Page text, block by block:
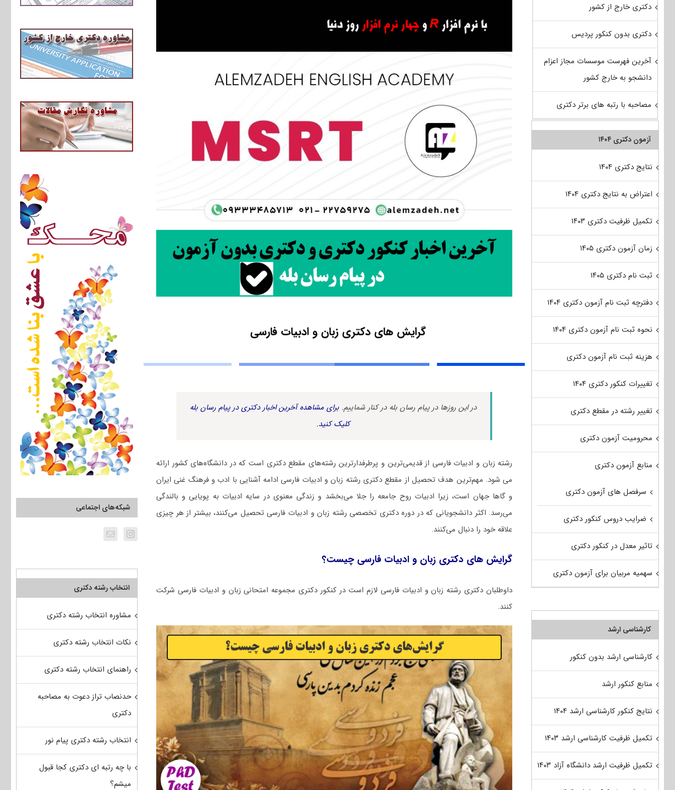
گرایش های دکتری زبان و ادبیات فارسی
در این روزها در پیام رسان بله در کنار شماییم. برای مشاهده آخرین اخبار دکتری در پیام رسان بله
کلیک کنید.
رشته زبان و ادبیات فارسی از قدیمی‌ترین و پرطرفدارترین رشته‌های مقطع دکتری است که در دانشگاه‌های کشور ارائه
می شود. مهم‌ترین هدف تحصیل از مقطع دکتری رشته زبان و ادبیات فارسی ادامه آشنایی با ادب و فرهنگ غنی ایران
و گاها جهان است، زیرا ادبیات روح جامعه را جلا می‌بخشد و زندگی معنوی در سایه ادبیات به پویایی و بالندگی
می‌رسد. اکثر دانشجویانی که در دوره دکتری تخصصی رشته زبان و ادبیات فارسی تحصیل می‌کنند، بیشتر از هر چیزی
علاقه خود را دنبال می‌کنند.
گرایش های دکتری زبان و ادبیات فارسی چیست؟
داوطلبان دکتری رشته زبان و ادبیات فارسی لازم است در کنکور دکتری مجموعه امتحانی زبان و ادبیات فارسی شرکت
کنند.
شبکه‌های اجتماعی
انتخاب رشته دکتری
مشاوره انتخاب رشته دکتری
نکات انتخاب رشته دکتری
راهنمای انتخاب رشته دکتری
حدنصاب تراز دعوت به مصاحبه
دکتری
انتخاب رشته دکتری پیام نور
با چه رتبه ای دکتری کجا قبول
میشم؟
دکتری خارج از کشور
دکتری بدون کنکور پردیس
آخرین فهرست موسسات مجاز اعزام
دانشجو به خارج کشور
مصاحبه با رتبه های برتر دکتری
آزمون دکتری ۱۴۰۴
نتایج دکتری ۱۴۰۴
اعتراض به نتایج دکتری ۱۴۰۴
تکمیل ظرفیت دکتری ۱۴۰۳
زمان آزمون دکتری ۱۴۰۵
ثبت نام دکتری ۱۴۰۵
دفترچه ثبت نام آزمون دکتری ۱۴۰۴
نحوه ثبت نام آزمون دکتری ۱۴۰۴
هزینه ثبت نام آزمون دکتری
تغییرات کنکور دکتری ۱۴۰۴
تغییر رشته در مقطع دکتری
محرومیت آزمون دکتری
منابع آزمون دکتری
سرفصل های آزمون دکتری
ضرایب دروس کنکور دکتری
تاثیر معدل در کنکور دکتری
سهمیه مربیان برای آزمون دکتری
کارشناسی ارشد
کارشناسی ارشد بدون کنکور
منابع کنکور ارشد
نتایج کنکور کارشناسی ارشد ۱۴۰۴
تکمیل ظرفیت کارشناسی ارشد ۱۴۰۳
تکمیل ظرفیت ارشد دانشگاه آزاد ۱۴۰۳